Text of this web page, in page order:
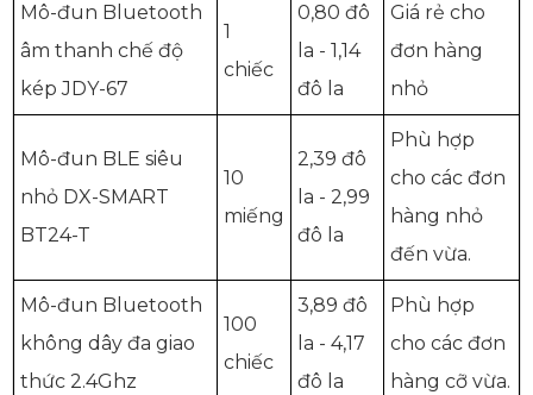
Mô-đun Bluetooth
âm thanh chế độ
kép JDY-67
1
chiếc
0,80 đô
la - 1,14
đô la
Giá rẻ cho
đơn hàng
nhỏ
Mô-đun BLE siêu
nhỏ DX-SMART
BT24-T
10
miếng
2,39 đô
la - 2,99
đô la
Phù hợp
cho các đơn
hàng nhỏ
đến vừa.
Mô-đun Bluetooth
không dây đa giao
thức 2.4Ghz
100
chiếc
3,89 đô
la - 4,17
đô la
Phù hợp
cho các đơn
hàng cỡ vừa.